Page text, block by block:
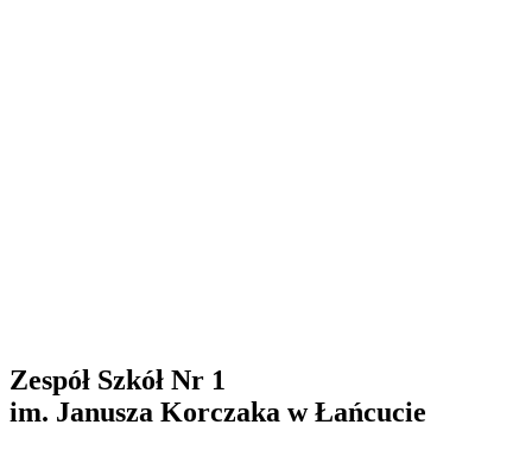
Zespół Szkół Nr 1
im. Janusza Korczaka w Łańcucie